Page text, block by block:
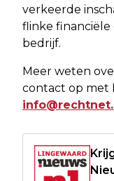
verkeerde
flinke
bedrijf.
Meer weten
contact op met